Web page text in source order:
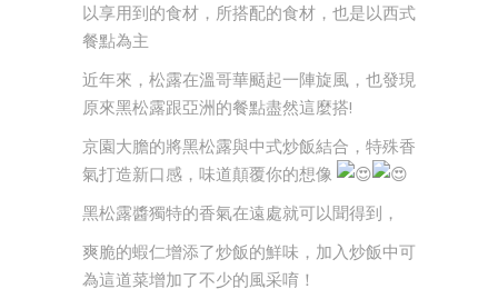
以享用到的食材，所搭配的食材，也是以西式
餐點為主
近年來，松露在溫哥華颳起一陣旋風，也發現
原來黑松露跟亞洲的餐點盡然這麼搭!
京園大膽的將黑松露與中式炒飯結合，特殊香
氣打造新口感，味道顛覆你的想像
黑松露醬獨特的香氣在遠處就可以聞得到，
爽脆的蝦仁增添了炒飯的鮮味，加入炒飯中可
為這道菜增加了不少的風采唷！